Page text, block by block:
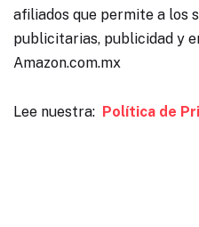
afiliados que permite a los
publicitarias, publicidad y
Amazon.com.mx
Lee nuestra: Política de